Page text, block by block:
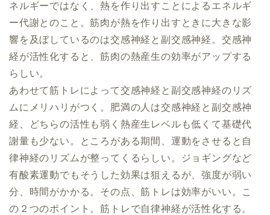
ネルギーではなく、熱を作り出すことによるエネルギ
ー代謝とのこと。筋肉が熱を作り出すときに大きな影
響を及ぼしているのは交感神経と副交感神経。交感神
経が活性化すると、筋肉の熱産生の効率がアップする
らしい。
あわせて筋トレによって交感神経と副交感神経のリズ
ムにメリハリがつく。肥満の人は交感神経と副交感神
経、どちらの活性も弱く熱産生レベルも低くて基礎代
謝量も少ない。ところがある期間、運動をさせると自
律神経のリズムが整ってくるらしい。ジョギングなど
有酸素運動でもそうした効果は狙えるが、強度が弱い
分、時間がかかる。その点、筋トレは効率がいい。こ
の２つのポイント。筋トレで自律神経が活性化する。